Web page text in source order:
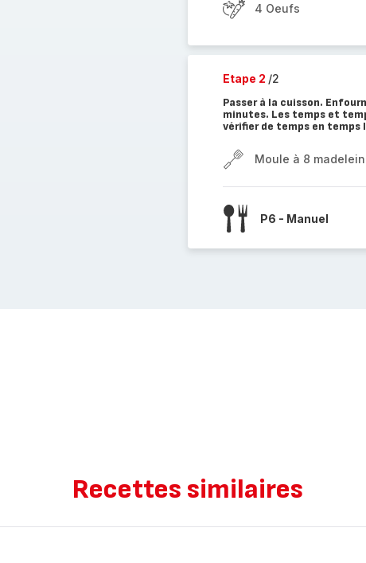
4 Oeufs
Etape 2 /2
Passer à la cuisson.
minutes. Les temps et
vérifier de temps en temps
Moule à 8
P6 - Manuel
Recettes similaires